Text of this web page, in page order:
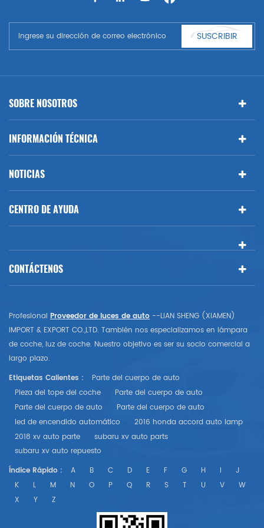
automático, parte del cuerpo automática, etc. y accesorios de
Benz, BMW
SUSCRIBIR
SOBRE NOSOTROS
INFORMACIÓN TÉCNICA
NOTICIAS
CENTRO DE AYUDA
CONTÁCTENOS
Profesional Proveedor de luces de auto --LIAN SHENG (XIAMEN)
IMPORT & EXPORT CO.,LTD. También nos especializamos en lámpara
de coche, luz de coche. Nuestro objetivo es ser su socio comercial a
largo plazo.
Etiquetas Calientes :
Parte del cuerpo de auto
Pieza del tope del coche
Parte del cuerpo de auto
Parte del cuerpo de auto
Parte del cuerpo de auto
led de encendido automático
2016 honda accord auto lamp
2018 xv auto parte
subaru xv auto parts
subaru xv auto repuesto
Índice Rápido :
A B C D E F G H I
J
K
L M N O P Q R S T U V
W
X
Y Z